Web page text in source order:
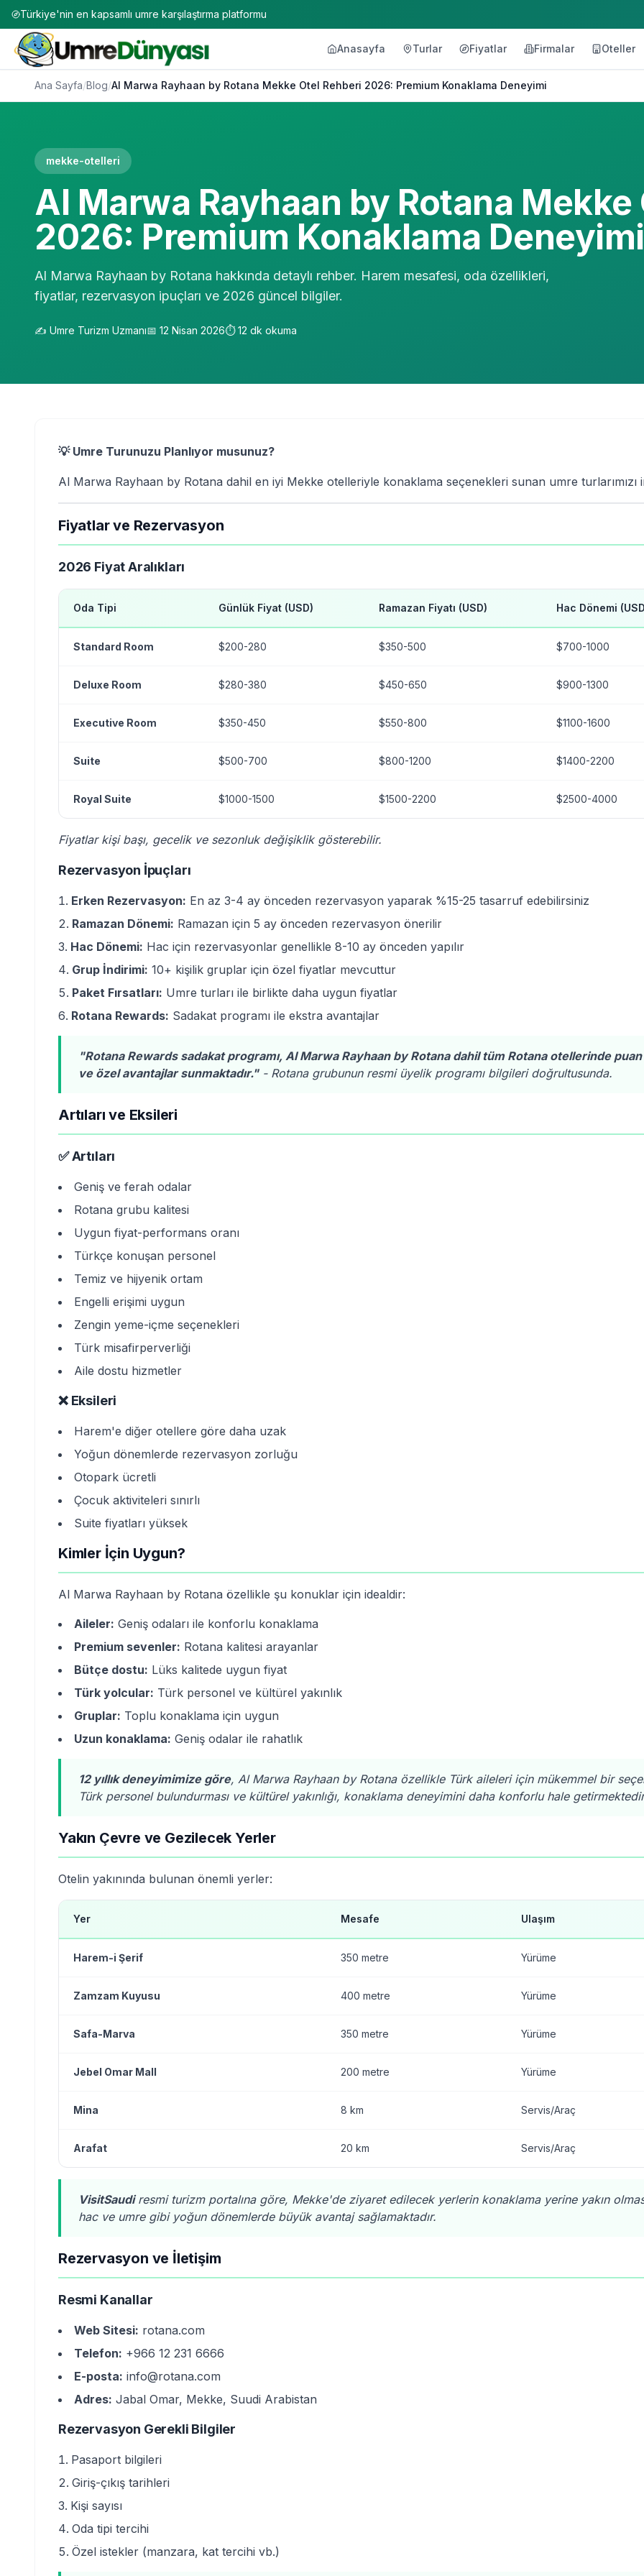
Türkiye'nin en kapsamlı umre karşılaştırma platformu
Anasayfa Turlar Fiyatlar Firmalar Oteller
Ana Sayfa/Blog/Al Marwa Rayhaan by Rotana Mekke Otel Rehberi 2026: Premium Konaklama Deneyimi
mekke-otelleri
Al Marwa Rayhaan by Rotana Mekke
2026: Premium Konaklama Deneyimi
Al Marwa Rayhaan by Rotana hakkında detaylı rehber. Harem mesafesi, oda özellikleri,
fiyatlar, rezervasyon ipuçları ve 2026 güncel bilgiler.
✍️ Umre Turizm Uzmanı📅 12 Nisan 2026⏱️12 dk okuma
💡 Umre Turunuzu Planlıyor musunuz?
Al Marwa Rayhaan by Rotana dahil en iyi Mekke otelleriyle konaklama seçenekleri sunan umre turlarımızı
Fiyatlar ve Rezervasyon
2026 Fiyat Aralıkları
Oda Tipi Günlük Fiyat (USD) Ramazan Fiyatı (USD) Hac Dönemi
Standard Room $200-280 $350-500 $700-1000
Deluxe Room $280-380 $450-650 $900-1300
Executive Room $350-450 $550-800 $1100-1600
Suite $500-700 $800-1200 $1400-2200
Royal Suite $1000-1500 $1500-2200 $2500-4000
Fiyatlar kişi başı, gecelik ve sezonluk değişiklik gösterebilir.
Rezervasyon İpuçları
Erken Rezervasyon: En az 3-4 ay önceden rezervasyon yaparak %15-25 tasarruf edebilirsiniz
Ramazan Dönemi: Ramazan için 5 ay önceden rezervasyon önerilir
Hac Dönemi: Hac için rezervasyonlar genellikle 8-10 ay önceden yapılır
Grup İndirimi: 10+ kişilik gruplar için özel fiyatlar mevcuttur
Paket Fırsatları: Umre turları ile birlikte daha uygun fiyatlar
Rotana Rewards: Sadakat programı ile ekstra avantajlar
"Rotana Rewards sadakat programı, Al Marwa Rayhaan by Rotana dahil tüm Rotana otellerinde
ve özel avantajlar sunmaktadır."- Rotana grubunun resmi üyelik programı bilgileri doğrultusunda.
Artıları ve Eksileri
✅ Artıları
Geniş ve ferah odalar
Rotana grubu kalitesi
Uygun fiyat-performans oranı
Türkçe konuşan personel
Temiz ve hijyenik ortam
Engelli erişimi uygun
Zengin yeme-içme seçenekleri
Türk misafirperverliği
Aile dostu hizmetler
❌ Eksileri
Harem'e diğer otellere göre daha uzak
Yoğun dönemlerde rezervasyon zorluğu
Otopark ücretli
Çocuk aktiviteleri sınırlı
Suite fiyatları yüksek
Kimler İçin Uygun?
Al Marwa Rayhaan by Rotana özellikle şu konuklar için idealdir:
Aileler: Geniş odaları ile konforlu konaklama
Premium sevenler: Rotana kalitesi arayanlar
Bütçe dostu: Lüks kalitede uygun fiyat
Türk yolcular: Türk personel ve kültürel yakınlık
Gruplar: Toplu konaklama için uygun
Uzun konaklama: Geniş odalar ile rahatlık
12 yıllık deneyimimize göre, Al Marwa Rayhaan by Rotana özellikle Türk aileleri için mükemmel bir
Türk personel bulundurması ve kültürel yakınlığı, konaklama deneyimini daha konforlu hale
Yakın Çevre ve Gezilecek Yerler
Otelin yakınında bulunan önemli yerler:
Yer Mesafe Ulaşım
Harem-i Şerif 350 metre Yürüme
Zamzam Kuyusu 400 metre Yürüme
Safa-Marva 350 metre Yürüme
Jebel Omar Mall 200 metre Yürüme
Mina 8 km Servis/Araç
Arafat 20 km Servis/Araç
VisitSaudiresmi turizm portalına göre, Mekke'de ziyaret edilecek yerlerin konaklama yerine yakın
hac ve umre gibi yoğun dönemlerde büyük avantaj sağlamaktadır.
Rezervasyon ve İletişim
Resmi Kanallar
Web Sitesi: rotana.com
Telefon: +966 12 231 6666
E-posta: info@rotana.com
Adres: Jabal Omar, Mekke, Suudi Arabistan
Rezervasyon Gerekli Bilgiler
Pasaport bilgileri
Giriş-çıkış tarihleri
Kişi sayısı
Oda tipi tercihi
Özel istekler (manzara, kat tercihi vb.)